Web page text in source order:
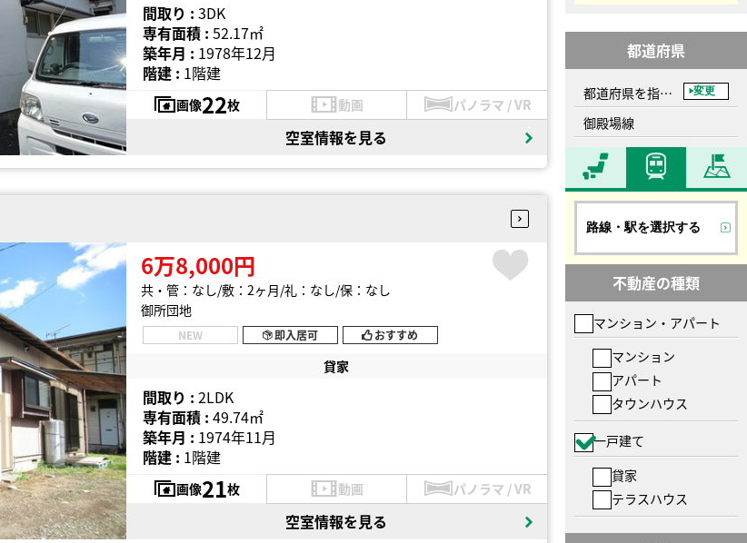
間取り : 3DK
専有面積 : 52.17㎡
築年月 : 1978年12月
階建 : 1階建
画像22枚 動画 パノラマ / VR
空室情報を見る
6万8,000円
共・管：なし 敷：2ヶ月 礼：なし 保：なし
御所団地
NEW 即入居可 おすすめ
貸家
間取り : 2LDK
専有面積 : 49.74㎡
築年月 : 1974年11月
階建 : 1階建
画像21枚 動画 パノラマ / VR
空室情報を見る
都道府県
都道府県を指定してください 変更
御殿場線
路線・駅を選択する
不動産の種類
マンション・アパート
マンション
アパート
タウンハウス
一戸建て
貸家
テラスハウス